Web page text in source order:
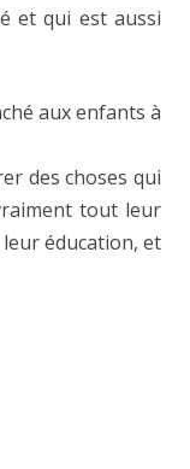
et qui est aussi
aux enfants à
des choses qui
tout leur
leur éducation, et